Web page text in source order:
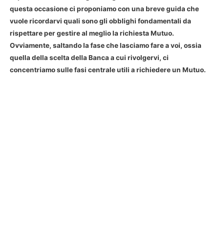
questa occasione ci proponiamo con una breve guida che
vuole ricordarvi quali sono gli obblighi fondamentali da
rispettare per gestire al meglio la richiesta Mutuo.
Ovviamente, saltando la fase che lasciamo fare a voi, ossia
quella della scelta della Banca a cui rivolgervi, ci
concentriamo sulle fasi centrale utili a richiedere un Mutuo.